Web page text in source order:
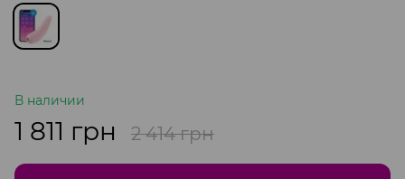
В наличии
1 811 грн 2 414 грн